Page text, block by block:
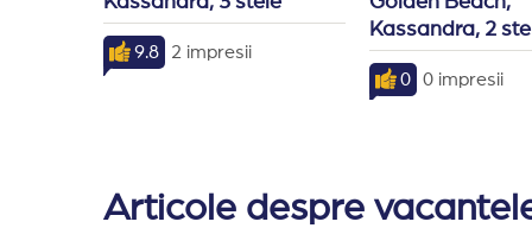
9.8 2 impresii
Kassandra, 2
0 0 impresii
Articole despre